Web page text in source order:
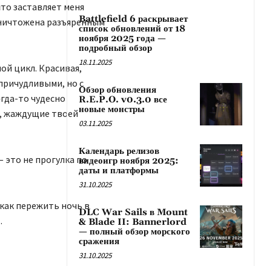
заставляет меня
разъяренным
цикл. Красивая,
но с
то чудесно
жаждущие твоей
это не прогулка по
пережить ночь в
Battlefield 6 раскрывает
список обновлений от 18
ноября 2025 года —
подробный обзор
18.11.2025
Обзор обновления
R.E.P.O. v0.3.0 все
новые монстры
03.11.2025
Календарь релизов
видеоигр ноября 2025:
даты и платформы
31.10.2025
DLC War Sails в Mount
& Blade II: Bannerlord
— полный обзор морского
сражения
31.10.2025